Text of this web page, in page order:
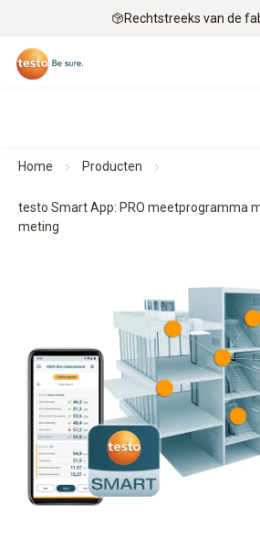
Rechtstreeks van de
Home Producten
testo Smart App: PRO meetprogramma
meting